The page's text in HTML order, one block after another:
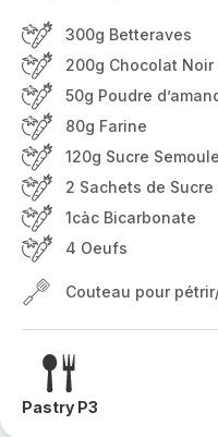
300g Betteraves
200g Chocolat Noir
50g Poudre
80g Farine
120g Sucre Semoule
2 Sachets de Sucre
1càc Bicarbonate
4 Oeufs
Couteau pour
Pastry P3